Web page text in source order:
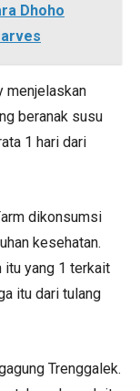
Dhoho
menjelaskan
beranak susu
1 hari dari
dikonsumsi
kesehatan.
itu yang 1 terkait
itu dari tulang
Trenggalek.